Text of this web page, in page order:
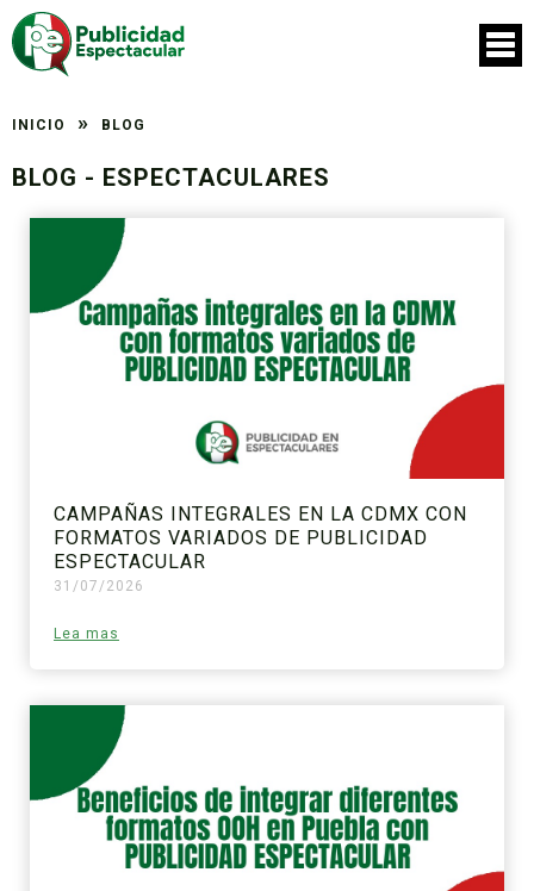
INICIO » BLOG
BLOG - ESPECTACULARES
CAMPAÑAS INTEGRALES EN LA CDMX CON
FORMATOS VARIADOS DE PUBLICIDAD
ESPECTACULAR
31/07/2026
Lea mas